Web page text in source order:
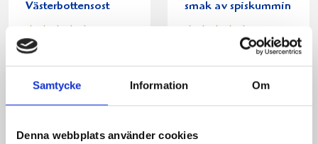
Samtycke Information Om
Denna webbplats använder cookies
Västerbottensost
smak av spiskummin